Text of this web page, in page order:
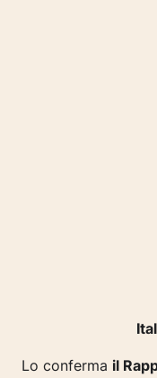
Lo conferma il